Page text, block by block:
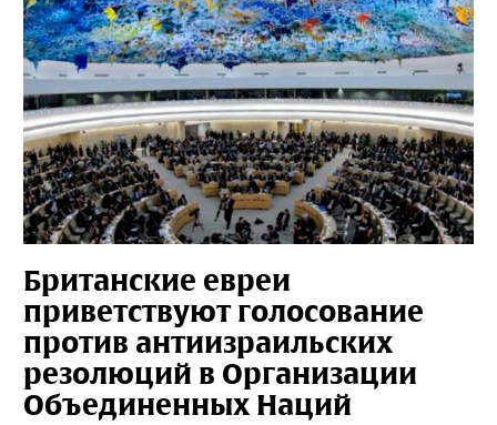
Британские евреи
приветствуют голосование
против антиизраильских
резолюций в Организации
Объединенных Наций